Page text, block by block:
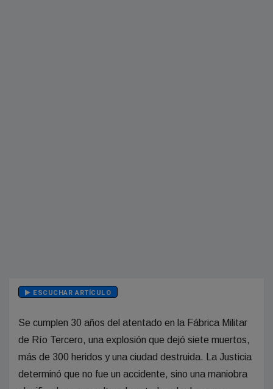
ESCUCHAR ARTÍCULO
Se cumplen 30 años del atentado en la Fábrica Militar
de Río Tercero, una explosión que dejó siete muertos,
más de 300 heridos y una ciudad destruida. La Justicia
determinó que no fue un accidente, sino una maniobra